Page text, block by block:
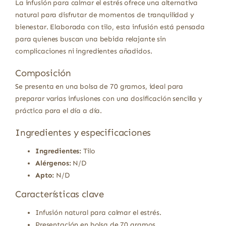
La infusión para calmar el estrés ofrece una alternativa
natural para disfrutar de momentos de tranquilidad y
bienestar. Elaborada con tilo, esta infusión está pensada
para quienes buscan una bebida relajante sin
complicaciones ni ingredientes añadidos.
Composición
Se presenta en una bolsa de 70 gramos, ideal para
preparar varias infusiones con una dosificación sencilla y
práctica para el día a día.
Ingredientes y especificaciones
Ingredientes: Tilo
Alérgenos:N/D
Apto: N/D
Características clave
Infusión natural para calmar el estrés.